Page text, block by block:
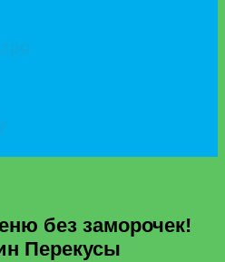
без заморочек!
Перекусы